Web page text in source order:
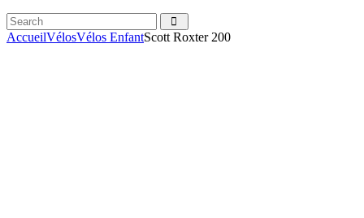
Search
facebook
instagramm
AccueilVélosVélos EnfantScott Roxter 200